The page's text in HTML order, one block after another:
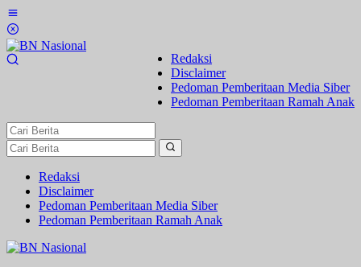
Lewati
ke
konten
Redaksi
Disclaimer
Pedoman Pemberitaan Media Siber
Pedoman Pemberitaan Ramah Anak
Redaksi
Disclaimer
Pedoman Pemberitaan Media Siber
Pedoman Pemberitaan Ramah Anak